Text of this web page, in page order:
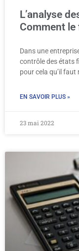
L’analyse
Comment le
Dans une
contrôle des états
pour cela qu’il faut
EN SAVOIR PLUS »
23 mai 2022